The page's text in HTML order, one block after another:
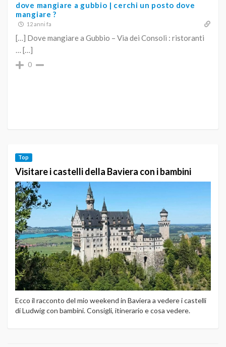
dove mangiare a gubbio | cerchi un posto dove
mangiare ?
12 anni fa
[…] Dove mangiare a Gubbio – Via dei Consoli : ristoranti
… […]
0
Top
Visitare i castelli della Baviera con i bambini
Ecco il racconto del mio weekend in Baviera a vedere i castelli
di Ludwig con bambini. Consigli, itinerario e cosa vedere.